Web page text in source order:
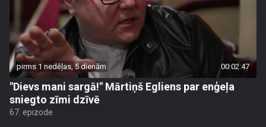
pirms 1 nedēļas, 5 dienām 00:02:47
"Dievs mani sargā!" Mārtiņš Egliens par enģeļa
sniegto zīmi dzīvē
67. epizode